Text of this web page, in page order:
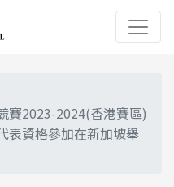
賽2023-2024(香港賽區)
表資格參加在新加坡舉